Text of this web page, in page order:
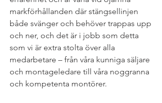
markförhållanden där stängsellinjen
både svänger och behöver trappas upp
och ner, och det är i jobb som detta
som vi är extra stolta över alla
medarbetare – från våra kunniga säljare
och montageledare till våra noggranna
och kompetenta montörer.